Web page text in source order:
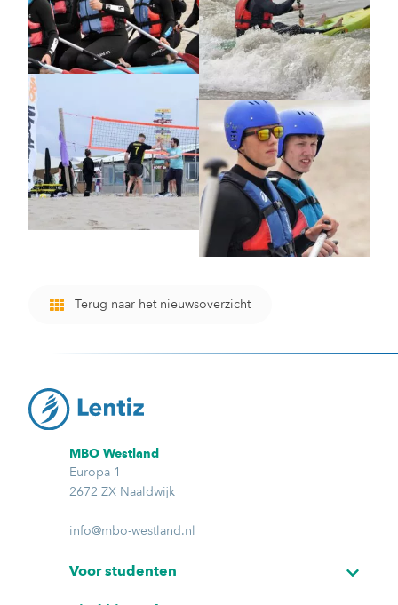
Terug naar het nieuwsoverzicht
MBO Westland
Europa 1
2672 ZX Naaldwijk
info@mbo-westland.nl
Voor studenten